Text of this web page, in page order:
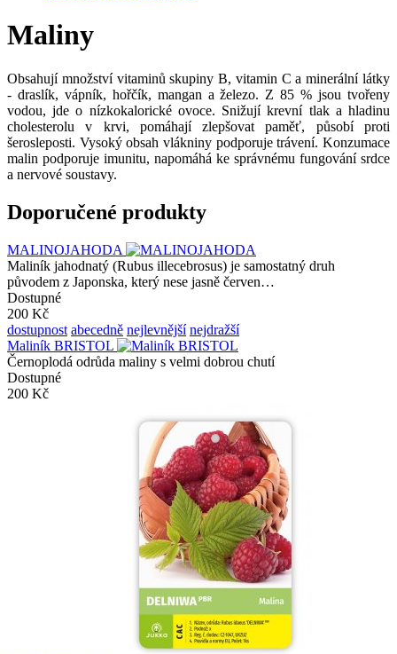
Maliny
Obsahují množství vitaminů skupiny B, vitamin C a minerální látky
- draslík, vápník, hořčík, mangan a železo. Z 85 % jsou tvořeny
vodou, jde o nízkokalorické ovoce. Snižují krevní tlak a hladinu
cholesterolu v krvi, pomáhají zlepšovat paměť, působí proti
šerosleposti. Vysoký obsah vlákniny podporuje trávení. Konzumace
malin podporuje imunitu, napomáhá ke správnému fungování srdce
a nervové soustavy.
Doporučené produkty
MALINOJAHODA
Maliník jahodnatý (Rubus illecebrosus) je samostatný druh
původem z Japonska, který nese jasně červen…
Dostupné
200 Kč
dostupnost abecedně nejlevnější nejdražší
Maliník BRISTOL
Černoplodá odrůda maliny s velmi dobrou chutí
Dostupné
200 Kč